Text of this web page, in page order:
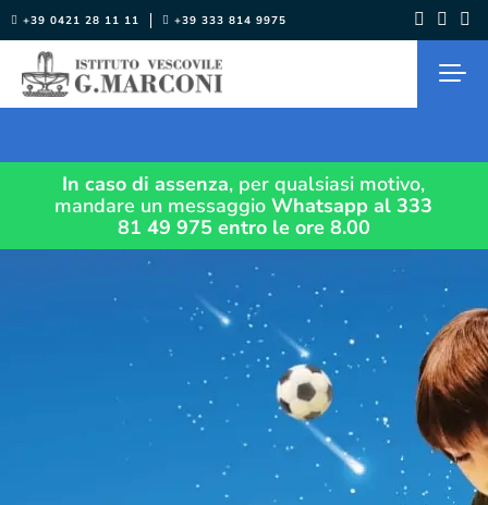
Salta
al
contenuto
+39 0421 28 11 11 +39 333 814 9975
In caso di assenza, per qualsiasi motivo,
mandare un messaggioWhatsapp al 333
81 49 975 entro le ore 8.00